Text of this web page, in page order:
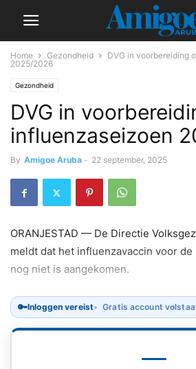
Home Gezondheid
DVG in voorbereiding
2025/2026
Gezondheid
DVG in
influenzaseizoen
By Amigoe Aruba - 22 september, 2025
ORANJESTAD — De Directie
meldt dat het influenzavaccin voor
nog niet is aangekomen.
🔑Inloggen vereist Gratis account